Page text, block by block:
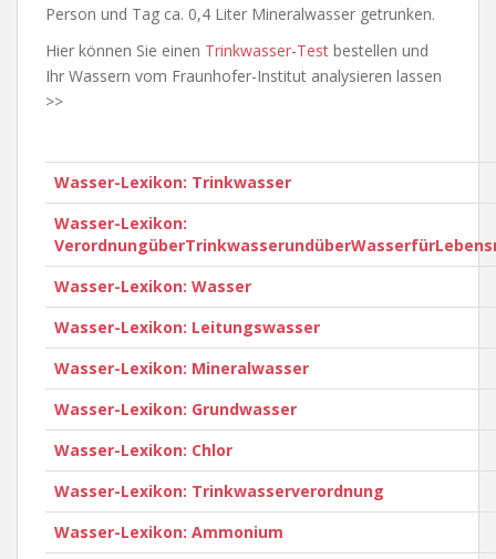
Person und Tag ca. 0,4 Liter Mineralwasser getrunken.
Hier können Sie einen Trinkwasser-Test bestellen und
Ihr Wassern vom Fraunhofer-Institut analysieren lassen
>>
Wasser-Lexikon: Trinkwasser
Wasser-Lexikon:
Wasser-Lexikon: Wasser
Wasser-Lexikon: Leitungswasser
Wasser-Lexikon: Mineralwasser
Wasser-Lexikon: Grundwasser
Wasser-Lexikon: Chlor
Wasser-Lexikon: Trinkwasserverordnung
Wasser-Lexikon: Ammonium